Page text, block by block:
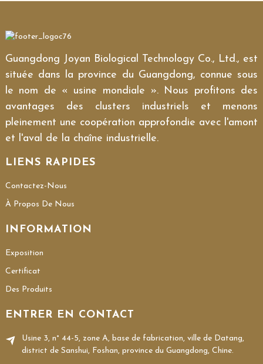
Guangdong Joyan Biological Technology Co., Ltd., est
située dans la province du Guangdong, connue sous
le nom de « usine mondiale ». Nous profitons des
avantages des clusters industriels et menons
pleinement une coopération approfondie avec l'amont
et l'aval de la chaîne industrielle.
LIENS RAPIDES
Contactez-Nous
À Propos De Nous
INFORMATION
Exposition
Certificat
Des Produits
ENTRER EN CONTACT
Usine 3, n° 44-5, zone A, base de fabrication, ville de Datang,
district de Sanshui, Foshan, province du Guangdong, Chine.